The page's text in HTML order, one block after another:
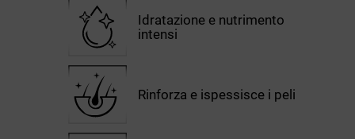
Idratazione e nutrimento
intensi
Rinforza e ispessisce i peli